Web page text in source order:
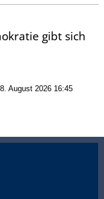
gibt sich
August 2026 16:45